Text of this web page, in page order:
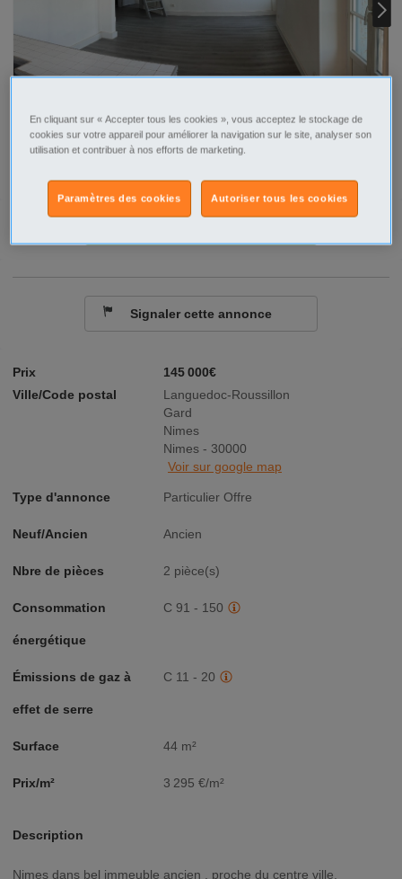
Prix
145 000€
Ville/Code postal
Languedoc-Roussillon
Gard
Nimes
Nimes - 30000
Voir sur google map
Type d'annonce Particulier Offre
Neuf/Ancien Ancien
Nbre de pièces 2 pièce(s)
Consommation
énergétique
C 91 - 150
Émissions de gaz à
effet de serre
C 11 - 20
Surface 44 m²
Prix/m² 3 295 €/m²
Description
Nimes dans bel immeuble ancien , proche du centre ville,
Signaler cette annonce
En cliquant sur « Accepter tous les cookies », vous acceptez le stockage de
cookies sur votre appareil pour améliorer la navigation sur le site, analyser son
utilisation et contribuer à nos efforts de marketing.
Autoriser tous les cookies
Paramètres des cookies